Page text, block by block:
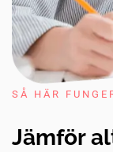
SÅ HÄR
Jämför